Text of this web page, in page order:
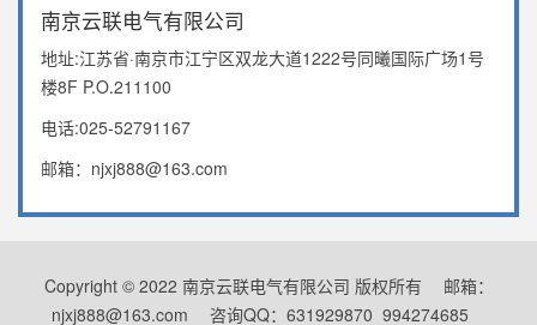
南京云联电气有限公司
地址:江苏省·南京市江宁区双龙大道1222号同曦国际广场1号
楼8F P.O.211100
电话:025-52791167
邮箱：njxj888@163.com
Copyright © 2022 南京云联电气有限公司 版权所有 邮箱：
njxj888@163.com 咨询QQ：631929870 994274685